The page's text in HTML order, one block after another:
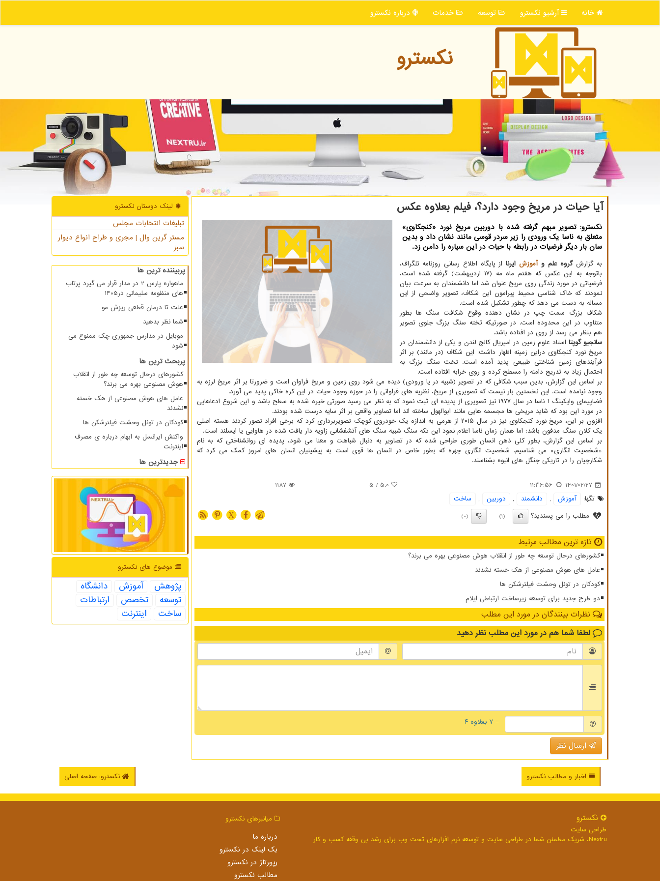
خانه آرشیو نكسترو توسعه خدمات درباره نكسترو
نكسترو
آیا حیات در مریخ وجود دارد؟، فیلم بعلاوه عکس
نکسترو: تصویر مبهم گرفته شده با دوربین مریخ نورد «کنجکاوی»
متعلق به ناسا یک ورودی را زیر سردر قوسی مانند نشان داد و بدین
سان بار دیگر فرضیات در رابطه با حیات در این سیاره را دامن زد.
به گزارشگروه علم وآموزشایرنااز پایگاه اطلاع رسانی روزنامه تلگراف،
باتوجه به این عکس که هفتم ماه مه (۱۷ اردیبهشت) گرفته شده است،
فرضیاتی در مورد زندگی روی مریخ عنوان شد اما دانشمندان به سرعت بیان
نمودند که خاک شناسی محیط پیرامون این شکاف، تصویر واضحی از این
مساله به دست می دهد که چطور تشکیل شده است.
شکاف بزرگ سمت چپ در نشان دهنده وقوع شکافت سنگ ها بطور
متناوب در این محدوده است. در صورتیکه تخته سنگ بزرگ جلوی تصویر
هم بنظر می رسد از روی در افتاده باشد.
سانجیو گوپتا استاد علوم زمین در امپریال کالج لندن و یکی از دانشمندان در
مریخ نورد کنجکاوی دراین زمینه اظهار داشت: این شکاف (در مانند) بر اثر
فرآیندهای زمین شناختی طبیعی پدید آمده است. تخت سنگ بزرگ به
احتمال زیاد به تدریج دامنه را مسطح کرده و روی خرابه افتاده است.
بر اساس این گزارش، بدین سبب شکافی که در تصویر (شبیه در یا ورودی) دیده می شود روی زمین و مریخ فراوان است و ضرورتا بر اثر مریخ لرزه به
وجود نیامده است. این نخستین بار نیست که تصویری از مریخ، نظریه های فراوانی را در حوزه وجود حیات در این کره خاکی پدید می آورد.
فضاپیمای وایکینگ ۱ ناسا در سال ۱۹۷۷ نیز تصویری از پدیده ای ثبت نمود که به نظر می رسید صورتی خیره شده به سطح باشد و این شروع ادعاهایی
در مورد این بود که شاید مریخی ها مجسمه هایی مانند ابوالهول ساخته اند اما تصاویر واقعی بر اثر سایه درست شده بودند.
افزون بر این، مریخ نورد کنجکاوی نیز در سال ۲۰۱۵ از هرمی به اندازه یک خودروی کوچک تصویربرداری کرد که برخی افراد تصور کردند هسته اصلی
یک کلان سنگ مدفون باشد؛ اما همان زمان ناسا اعلام نمود این تکه سنگ شبیه سنگ های آتشفشانی زاویه دار یافت شده در هاوایی یا ایسلند است.
بر اساس این گزارش، بطور کلی ذهن انسان طوری طراحی شده که در تصاویر به دنبال شباهت و معنا می شود، پدیده ای روانشناختی که به نام
«شخصیت انگاری» می شناسیم. شخصیت انگاری چهره که بطور خاص در انسان ها قوی است به پیشینیان انسان های امروز کمک می کرد که
شکارچیان را در تاریکی جنگل های انبوه بشناسند.
1401/02/27
11:36:56
5.0
/ 5
1187
تگها:
آموزش , دانشمند , دوربین ,
ساخت
مطلب را می پسندید؟
(1)
(0)
X
تازه ترین مطالب مرتبط
کشورهای درحال توسعه چه طور از انقلاب هوش مصنوعی بهره می برند؟
عامل های هوش مصنوعی از هک خسته نشدند
کودکان در تونل وحشت فیلترشکن ها
دو طرح جدید برای توسعه زیرساخت ارتباطی ایلام
نظرات بینندگان در مورد این مطلب
لطفا شما هم در مورد این مطلب نظر دهید
= ۷ بعلاوه ۴
ارسال نظر
لینک دوستان نكسترو
تبلیغات انتخابات مجلس
مستر گرین وال | مجری و طراح انواع دیوار
سبز
پربیننده ترین ها
ماهواره پارس 2 در مدار قرار می گیرد پرتاب
های منظومه سلیمانی در1405
علت تا درمان قطعی ریزش مو
شما نظر بدهید
موبایل در مدارس جمهوری چک ممنوع می
شود
پربحث ترین ها
کشورهای درحال توسعه چه طور از انقلاب
هوش مصنوعی بهره می برند؟
عامل های هوش مصنوعی از هک خسته
نشدند
کودکان در تونل وحشت فیلترشکن ها
واکنش ایرانسل به ابهام درباره ی مصرف
اینترنت
جدیدترین ها
موضوع های نكسترو
پژوهش آموزش
دانشگاه
توسعه
تخصص
ارتباطات
ساخت
اینترنت
اخبار و مطالب نکسترو نکسترو: صفحه اصلی
نكسترو
طراحی سایت
Nextru، شریک مطمئن شما در طراحی سایت و توسعه نرم افزارهای تحت وب برای رشد بی وقفه کسب و کار
میانبرهای نكسترو
درباره ما
بک لینک در نكسترو
رپورتاژ در نكسترو
مطالب نكسترو